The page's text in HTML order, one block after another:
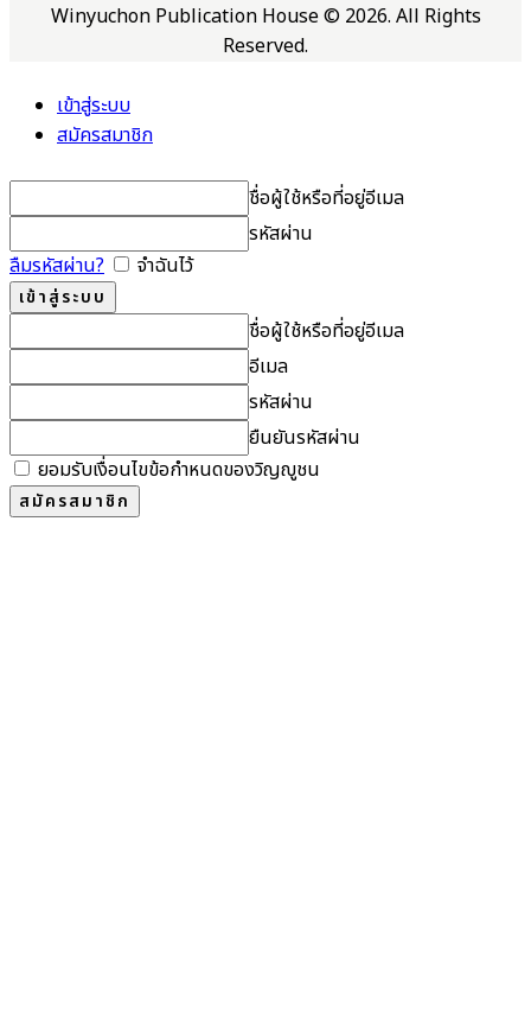
Winyuchon Publication House © 2026. All Rights
Reserved.
เข้าสู่ระบบ
สมัครสมาชิก
ชื่อผู้ใช้หรือที่อยู่อีเมล
รหัสผ่าน
ลืมรหัสผ่าน?
จำฉันไว้
ชื่อผู้ใช้หรือที่อยู่อีเมล
อีเมล
รหัสผ่าน
ยืนยันรหัสผ่าน
ยอมรับเงื่อนไขข้อกำหนดของวิญญูชน